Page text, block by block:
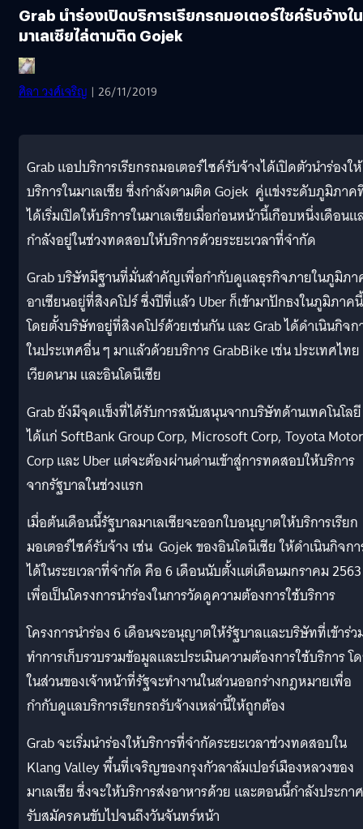
Grab นำร่องเปิดบริการเรียกรถมอเตอร์ไซค์รับจ้างใน
มาเลเซียไล่ตามติด Gojek
ศิลา วงศ์เจริญ | 26/11/2019
Grab แอปบริการเรียกรถมอเตอร์ไซค์รับจ้างได้เปิดตัวนำร่องให้
บริการในมาเลเซีย ซึ่งกำลังตามติด Gojek คู่แข่งระดับภูมิภาค
ได้เริ่มเปิดให้บริการในมาเลเซียเมื่อก่อนหน้านี้เกือบหนึ่งเดือนแ
กำลังอยู่ในช่วงทดสอบให้บริการด้วยระยะเวลาที่จำกัด
Grab บริษัทมีฐานที่มั่นสำคัญเพื่อกำกับดูแลธุรกิจภายในภูมิภ
อาเซียนอยู่ที่สิงคโปร์ ซึ่งปีที่แล้ว Uber ก็เข้ามาปักธงในภูมิภาคนี้
โดยตั้งบริษัทอยู่ที่สิงคโปร์ด้วยเช่นกัน และ Grab ได้ดำเนินกิจก
ในประเทศอื่น ๆ มาแล้วด้วยบริการ GrabBike เช่น ประเทศไทย
เวียดนาม และอินโดนีเซีย
Grab ยังมีจุดแข็งที่ได้รับการสนับสนุนจากบริษัทด้านเทคโนโลยี
ได้แก่ SoftBank Group Corp, Microsoft Corp, Toyota Motor
Corp และ Uber แต่จะต้องผ่านด่านเข้าสู่การทดสอบให้บริการ
จากรัฐบาลในช่วงแรก
เมื่อต้นเดือนนี้รัฐบาลมาเลเซียจะออกใบอนุญาตให้บริการเรียก
มอเตอร์ไซค์รับจ้าง เช่น Gojek ของอินโดนีเซีย ให้ดำเนินกิจก
ได้ในระยเวลาที่จำกัด คือ 6 เดือนนับตั้งแต่เดือนมกราคม 2563
เพื่อเป็นโครงการนำร่องในการวัดดูความต้องการใช้บริการ
โครงการนำร่อง 6 เดือนจะอนุญาตให้รัฐบาลและบริษัทที่เข้าร่ว
ทำการเก็บรวบรวมข้อมูลและประเมินความต้องการใช้บริการ โ
ในส่วนของเจ้าหน้าที่รัฐจะทำงานในส่วนออกร่างกฎหมายเพื่อ
กำกับดูแลบริการเรียกรถรับจ้างเหล่านี้ให้ถูกต้อง
Grab จะเริ่มนำร่องให้บริการที่จำกัดระยะเวลาช่วงทดสอบใน
Klang Valley พื้นที่เจริญของกรุงกัวลาลัมเปอร์เมืองหลวงของ
มาเลเซีย ซึ่งจะให้บริการส่งอาหารด้วย และตอนนี้กำลังประกาศ
รับสมัครคนขับไปจนถึงวันจันทร์หน้า